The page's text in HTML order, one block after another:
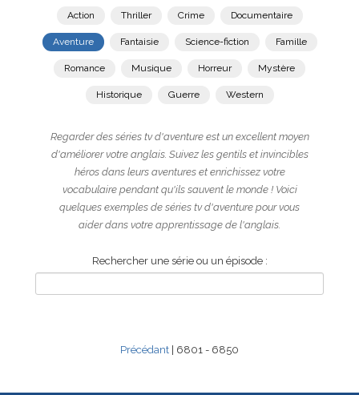
Action Thriller Crime Documentaire
Aventure Fantaisie Science-fiction Famille
Romance Musique Horreur Mystère
Historique Guerre Western
Regarder des séries tv d'aventure est un excellent moyen
d'améliorer votre anglais. Suivez les gentils et invincibles
héros dans leurs aventures et enrichissez votre
vocabulaire pendant qu'ils sauvent le monde ! Voici
quelques exemples de séries tv d'aventure pour vous
aider dans votre apprentissage de l'anglais.
Rechercher une série ou un épisode :
Précédant | 6801 - 6850